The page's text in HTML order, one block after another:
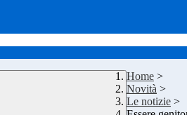
Home >
Novità >
Le notizie >